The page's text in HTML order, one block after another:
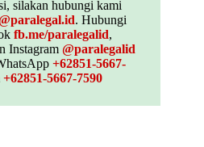
silakan hubungi kami
. Hubungi
fb.me/paralegalid,
Instagram@paralegalid
+62851-5667-
+62851-5667-7590